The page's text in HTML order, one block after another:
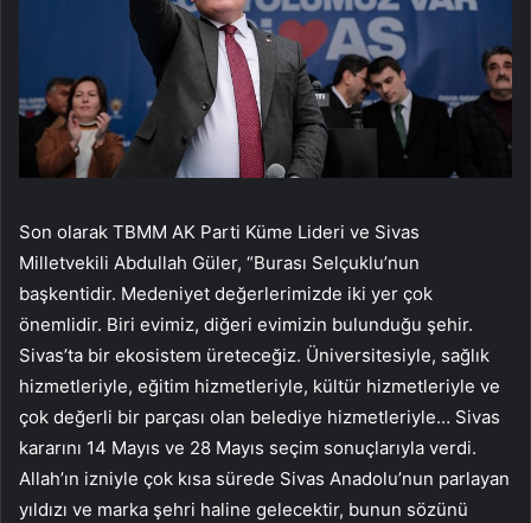
Son olarak TBMM AK Parti Küme Lideri ve Sivas
Milletvekili Abdullah Güler, “Burası Selçuklu’nun
başkentidir. Medeniyet değerlerimizde iki yer çok
önemlidir. Biri evimiz, diğeri evimizin bulunduğu şehir.
Sivas’ta bir ekosistem üreteceğiz. Üniversitesiyle, sağlık
hizmetleriyle, eğitim hizmetleriyle, kültür hizmetleriyle ve
çok değerli bir parçası olan belediye hizmetleriyle… Sivas
kararını 14 Mayıs ve 28 Mayıs seçim sonuçlarıyla verdi.
Allah’ın izniyle çok kısa sürede Sivas Anadolu’nun parlayan
yıldızı ve marka şehri haline gelecektir, bunun sözünü